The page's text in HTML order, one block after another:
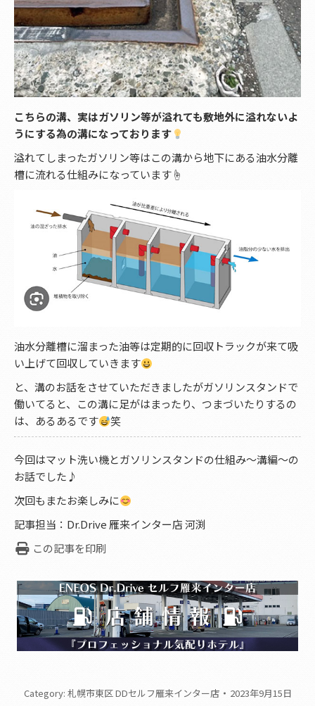
こちらの溝、実はガソリン等が溢れても敷地外に溢れないよ
うにする為の溝になっております
溢れてしまったガソリン等はこの溝から地下にある油水分離
槽に流れる仕組みになっています☝️
油水分離槽に溜まった油等は定期的に回収トラックが来て吸
い上げて回収していきます
と、溝のお話をさせていただきましたがガソリンスタンドで
働いてると、この溝に足がはまったり、つまづいたりするの
は、あるあるです
笑
今回はマット洗い機とガソリンスタンドの仕組み～溝編～の
お話でした♪
次回もまたお楽しみに
記事担当：Dr.Drive 雁来インター店 河渕
この記事を印刷
Category: 札幌市東区 DDセルフ雁来インター店 2023年9月15日